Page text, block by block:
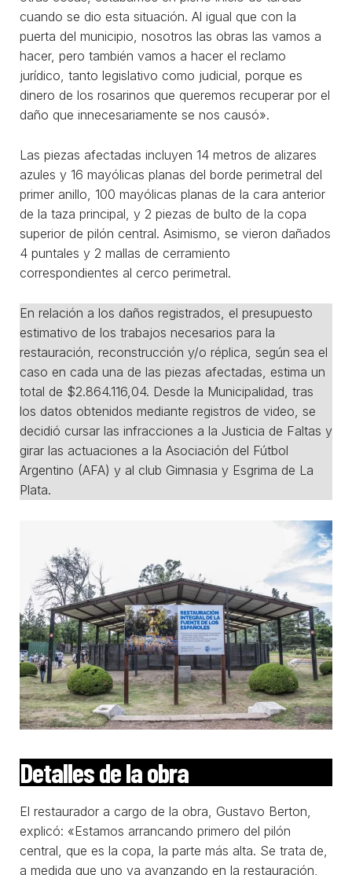
cuando se dio esta situación. Al igual que con la
puerta del municipio, nosotros las obras las vamos a
hacer, pero también vamos a hacer el reclamo
jurídico, tanto legislativo como judicial, porque es
dinero de los rosarinos que queremos recuperar por el
daño que innecesariamente se nos causó».
Las piezas afectadas incluyen 14 metros de alizares
azules y 16 mayólicas planas del borde perimetral del
primer anillo, 100 mayólicas planas de la cara anterior
de la taza principal, y 2 piezas de bulto de la copa
superior de pilón central. Asimismo, se vieron dañados
4 puntales y 2 mallas de cerramiento
correspondientes al cerco perimetral.
En relación a los daños registrados, el presupuesto
estimativo de los trabajos necesarios para la
restauración, reconstrucción y/o réplica, según sea el
caso en cada una de las piezas afectadas, estima un
total de $2.864.116,04. Desde la Municipalidad, tras
los datos obtenidos mediante registros de video, se
decidió cursar las infracciones a la Justicia de Faltas y
girar las actuaciones a la Asociación del Fútbol
Argentino (AFA) y al club Gimnasia y Esgrima de La
Plata.
Detalles de la obra
El restaurador a cargo de la obra, Gustavo Berton,
explicó: «Estamos arrancando primero del pilón
central, que es la copa, la parte más alta. Se trata de,
a medida que uno va avanzando en la restauración,